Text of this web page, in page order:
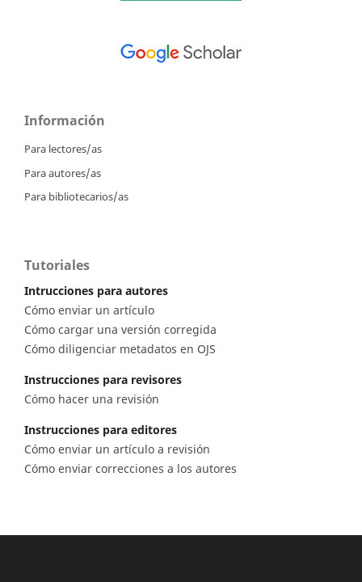
Información
Para lectores/as
Para autores/as
Para bibliotecarios/as
Tutoriales
Intrucciones para autores
Cómo enviar un artículo
Cómo cargar una versión corregida
Cómo diligenciar metadatos en OJS
Instrucciones para revisores
Cómo hacer una revisión
Instrucciones para editores
Cómo enviar un artículo a revisión
Cómo enviar correcciones a los autores